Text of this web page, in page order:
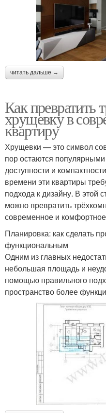
читать дальше →
Как превратить
хрущевку в
квартиру
Хрущевки — это символ
пор остаются
доступности и
времени эти квартиры
подхода к дизайну. В этой
можно превратить
современное и
Планировка: как сделать
функциональным
Одним из главных
небольшая площадь и
помощью правильного
пространство более